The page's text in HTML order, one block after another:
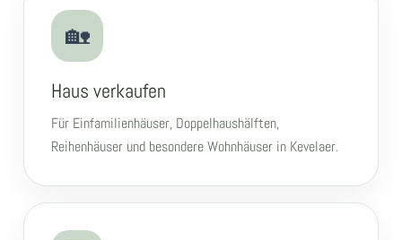
🏡
Haus verkaufen
Für Einfamilienhäuser, Doppelhaushälften,
Reihenhäuser und besondere Wohnhäuser in Kevelaer.